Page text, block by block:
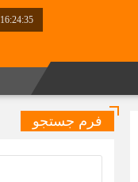
16:24:36
فرم جستجو